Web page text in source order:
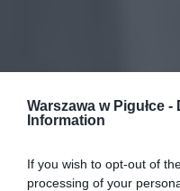
Warszawa w Pigułce -
Information
If you wish to opt-out of
processing of your